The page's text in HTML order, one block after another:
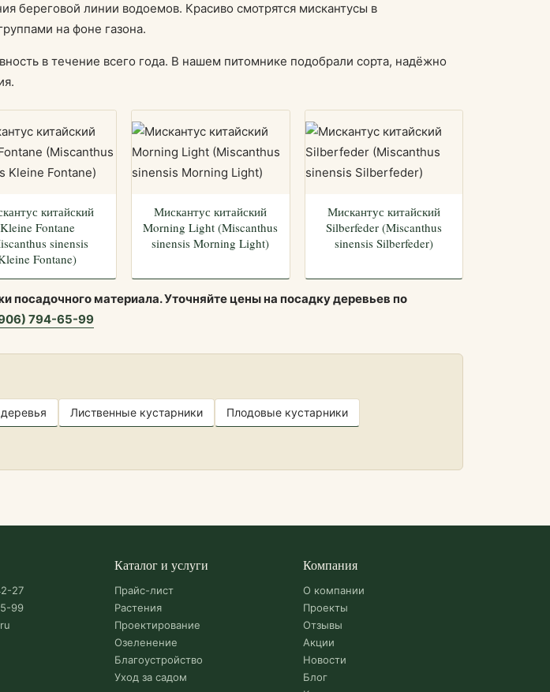
береговой линии водоемов. Красиво смотрятся мискантусы в
на фоне газона.
в течение всего года. В нашем питомнике подобрали сорта, надёжно
китайский
Kleine Fontane
sinensis
Fontane)
Мискантус китайский
Morning Light (Miscanthus
sinensis Morning Light)
Мискантус китайский
Silberfeder (Miscanthus
sinensis Silberfeder)
посадочного материала. Уточняйте цены на посадку деревьев по
794-65-99
Лиственные кустарники Плодовые кустарники
27
99
Каталог и услуги
Прайс-лист
Растения
Проектирование
Озеленение
Благоустройство
Уход за садом
Компания
О компании
Проекты
Отзывы
Акции
Новости
Блог